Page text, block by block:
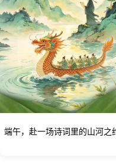
端午，赴一场诗词里的山河之